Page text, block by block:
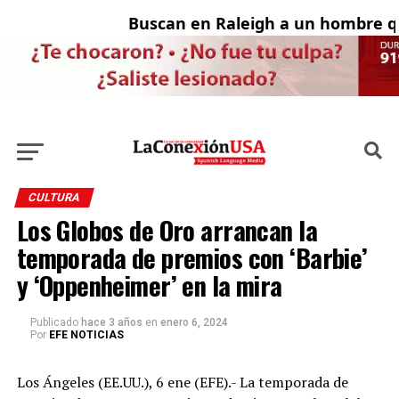
Buscan en Raleigh a un hombre
CULTURA
Los Globos de Oro arrancan la
temporada de premios con ‘Barbie’
y ‘Oppenheimer’ en la mira
Publicado hace 3 años en enero 6, 2024
Por EFE NOTICIAS
Los Ángeles (EE.UU.), 6 ene (EFE).- La temporada de